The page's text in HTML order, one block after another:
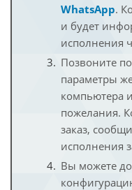
WhatsApp.
и будет
исполнения
Позвоните
параметры
компьютера
пожелания.
заказ,
исполнения
Вы можете